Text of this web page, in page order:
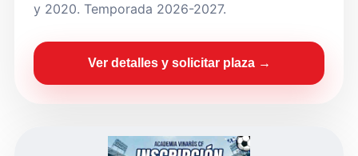
y 2020. Temporada 2026-2027.
Ver detalles y solicitar plaza →